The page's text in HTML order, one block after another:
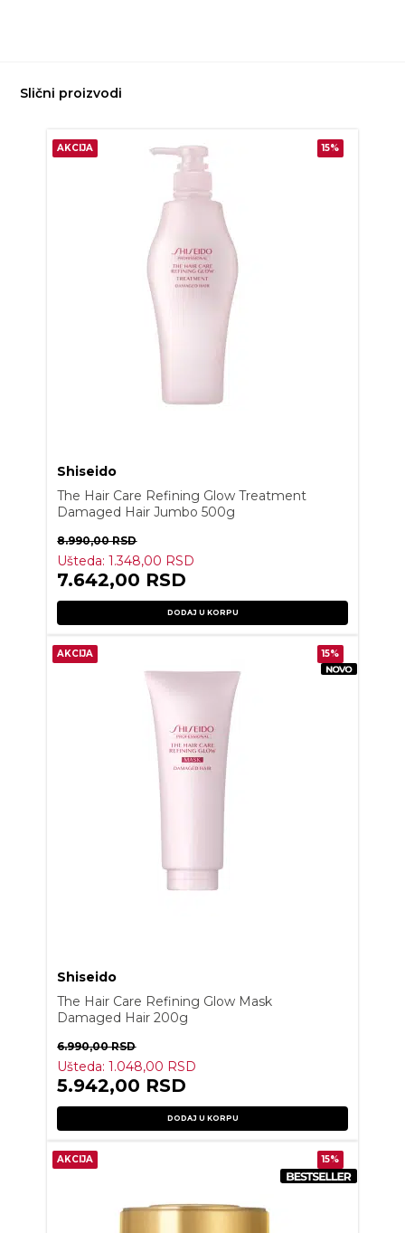
Slični proizvodi
AKCIJA 15%
Shiseido
The Hair Care Refining Glow Treatment
Damaged Hair Jumbo 500g
8.990,00RSD
Ušteda:1.348,00 RSD
7.642,00 RSD
DODAJ U KORPU
AKCIJA 15%
Shiseido
The Hair Care Refining Glow Mask
Damaged Hair 200g
6.990,00RSD
Ušteda:1.048,00 RSD
5.942,00 RSD
DODAJ U KORPU
AKCIJA 15%